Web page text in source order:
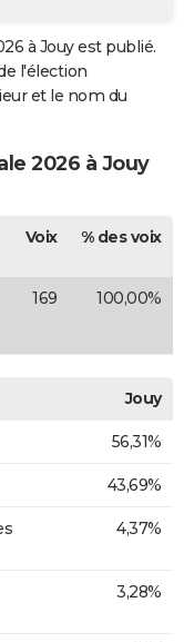
à Jouy est publié.
l'élection
et le nom du
2026 à Jouy
Voix % des voix
169 100,00%
Jouy
56,31%
43,69%
4,37%
3,28%